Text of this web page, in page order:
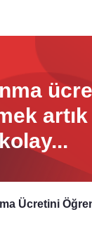
Ücretini